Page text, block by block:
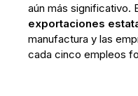
aún más significativo.
exportaciones
manufactura y las
cada cinco empleos